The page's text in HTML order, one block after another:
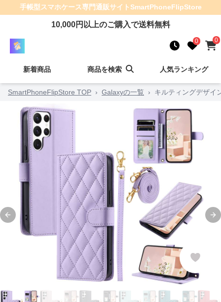
手帳型スマホケース専門通販サイトSmartPhoneFlipStore
10,000円以上のご購入で送料無料
0 0
新着商品 商品を検索 人気ランキング
SmartPhoneFlipStore TOP › Galaxyの一覧 › キルティングデザイ
Previous slide